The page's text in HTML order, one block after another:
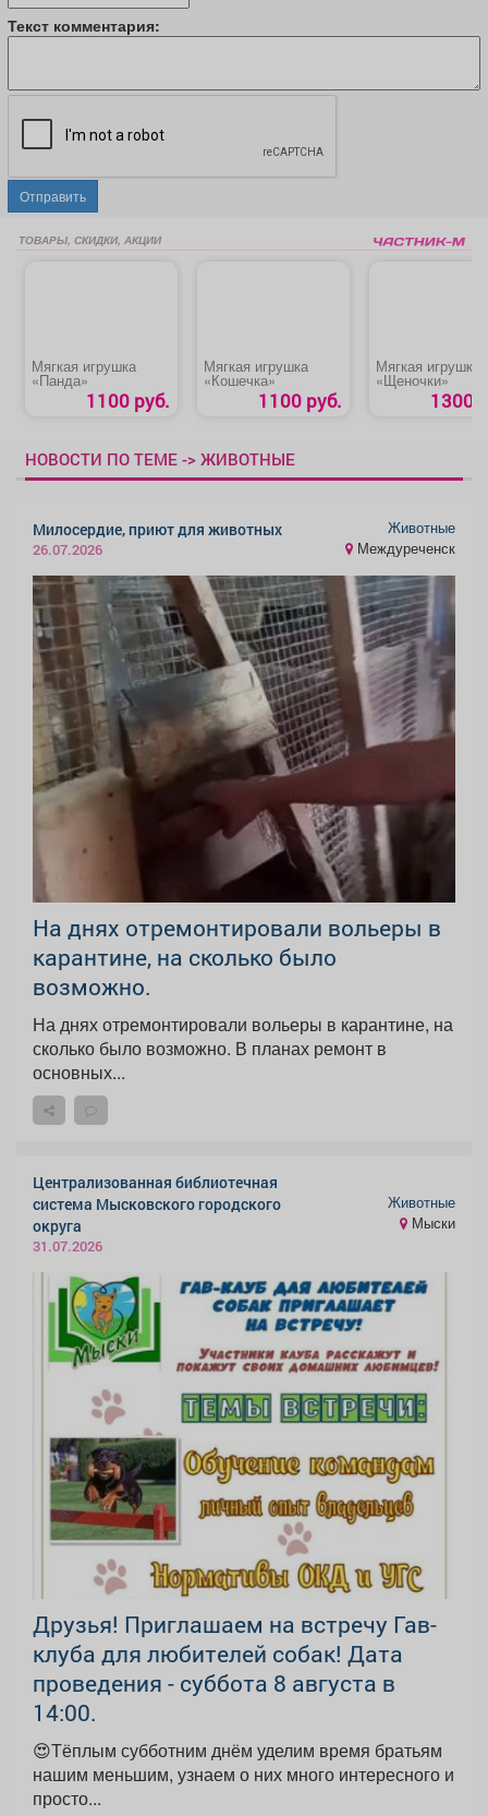
Текст комментария:
Отправить
ТОВАРЫ, СКИДКИ, АКЦИИ
Мягкая игрушка
«Панда»
1100 руб.
Мягкая игрушка
«Кошечка»
1100 руб.
Мягкая игрушка
«Щеночки»
1300
НОВОСТИ ПО ТЕМЕ -> ЖИВОТНЫЕ
Милосердие, приют для животных
26.07.2026
Животные
Междуреченск
На днях отремонтировали вольеры в
карантине, на сколько было
возможно.
На днях отремонтировали вольеры в карантине, на
сколько было возможно. В планах ремонт в
основных...
Централизованная библиотечная
система Мысковского городского
округа
31.07.2026
Животные
Мыски
Друзья! Приглашаем на встречу Гав-
клуба для любителей собак! Дата
проведения - суббота 8 августа в
14:00.
😍Тёплым субботним днём уделим время братьям
нашим меньшим, узнаем о них много интересного и
просто...